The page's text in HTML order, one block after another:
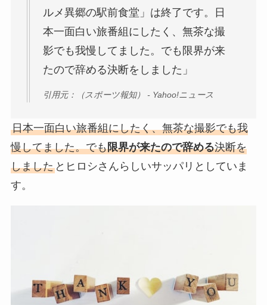
ルメ異郷の駅前食堂」は終了です。日
本一面白い旅番組にしたく、無茶な撮
影でも我慢してました。でも限界が来
たので辞める決断をしました」
引用元：（スポーツ報知） - Yahoo!ニュース
日本一面白い旅番組にしたく、無茶な撮影でも我
慢してました。でも限界が来たので辞める決断を
しましたとヒロシさんらしいサッパリとしていま
す。